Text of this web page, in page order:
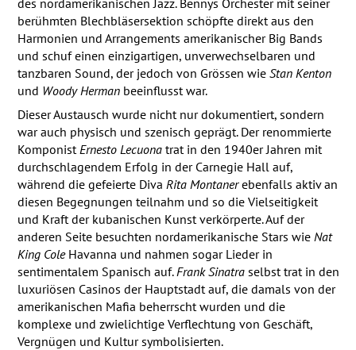
berühmten Blechbläsersektion schöpfte direkt aus den
Harmonien und Arrangements amerikanischer Big Bands
und schuf einen einzigartigen, unverwechselbaren und
tanzbaren Sound, der jedoch von Grössen wie Stan Kenton
und Woody Hermanbeeinflusst war.
Dieser Austausch wurde nicht nur dokumentiert, sondern
war auch physisch und szenisch geprägt. Der renommierte
Komponist Ernesto Lecuonatrat in den 1940er Jahren mit
durchschlagendem Erfolg in der Carnegie Hall auf,
während die gefeierte Diva Rita Montanerebenfalls aktiv an
diesen Begegnungen teilnahm und so die Vielseitigkeit
und Kraft der kubanischen Kunst verkörperte. Auf der
anderen Seite besuchten nordamerikanische Stars wie Nat
King ColeHavanna und nahmen sogar Lieder in
sentimentalem Spanisch auf. Frank Sinatraselbst trat in den
luxuriösen Casinos der Hauptstadt auf, die damals von der
amerikanischen Mafia beherrscht wurden und die
komplexe und zwielichtige Verflechtung von Geschäft,
Vergnügen und Kultur symbolisierten.